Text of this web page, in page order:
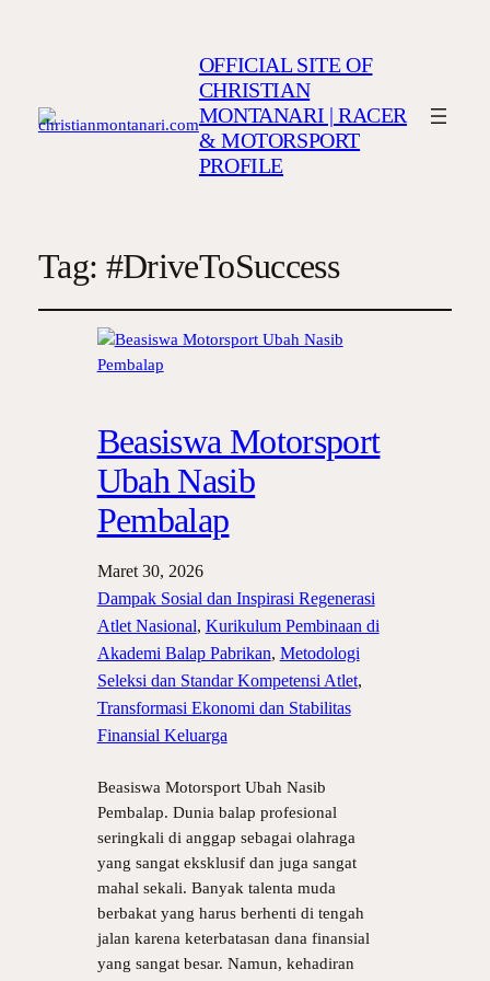
OFFICIAL SITE OF
CHRISTIAN
MONTANARI | RACER
& MOTORSPORT
PROFILE
Tag: #DriveToSuccess
Beasiswa Motorsport
Ubah Nasib
Pembalap
Maret 30, 2026
Dampak Sosial dan Inspirasi Regenerasi
Atlet Nasional, Kurikulum Pembinaan di
Akademi Balap Pabrikan, Metodologi
Seleksi dan Standar Kompetensi Atlet
Transformasi Ekonomi dan Stabilitas
Finansial Keluarga
Beasiswa Motorsport Ubah Nasib
Pembalap. Dunia balap profesional
seringkali di anggap sebagai olahraga
yang sangat eksklusif dan juga sangat
mahal sekali. Banyak talenta muda
berbakat yang harus berhenti di tengah
jalan karena keterbatasan dana finansial
yang sangat besar. Namun, kehadiran